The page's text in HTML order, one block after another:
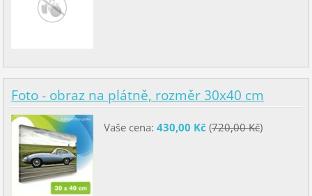
Foto - obraz na plátně, rozměr 30x40 cm
Vaše cena: 430,00 Kč(720,00 Kč)